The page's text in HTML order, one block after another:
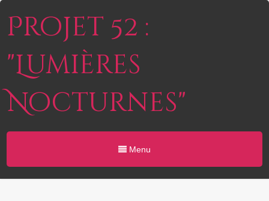
Projet 52 :
"Lumières
Nocturnes"
Menu